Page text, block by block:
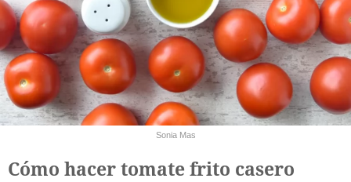
Sonia Mas
Cómo hacer tomate frito casero